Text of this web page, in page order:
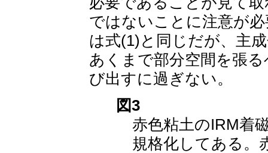
ではないことに注意が
は式(1)と同じだが、主
あくまで部分空間を張
び出すに過ぎない。
図3
赤色粘土のIRM着
規格化してある。